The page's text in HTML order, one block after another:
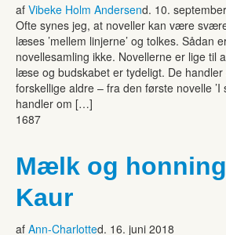
af Vibeke Holm Andersend. 10.
Ofte synes jeg, at noveller kan være
læses ’mellem linjerne’ og tolkes. Sådan
novellesamling ikke. Novellerne er lige til
læse og budskabet er tydeligt. De
forskellige aldre – fra den første novelle ’I
handler om […]
1687
Mælk og
Kaur
af Ann-Charlotted. 16. juni 2018